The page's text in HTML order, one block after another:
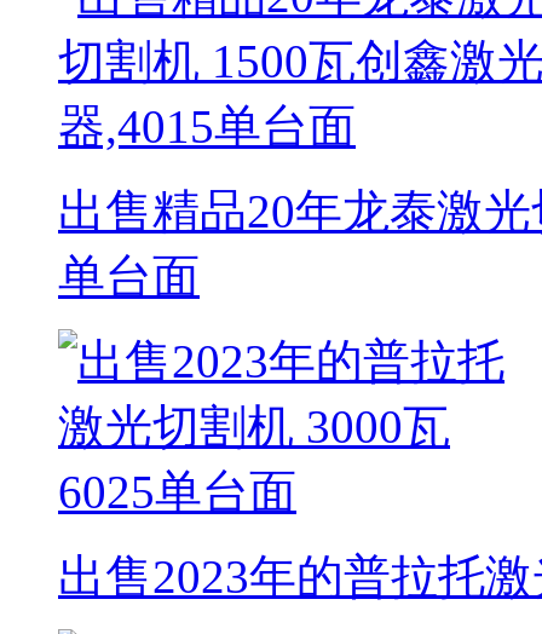
出售精品20年龙泰激
单台面
出售2023年的普拉托